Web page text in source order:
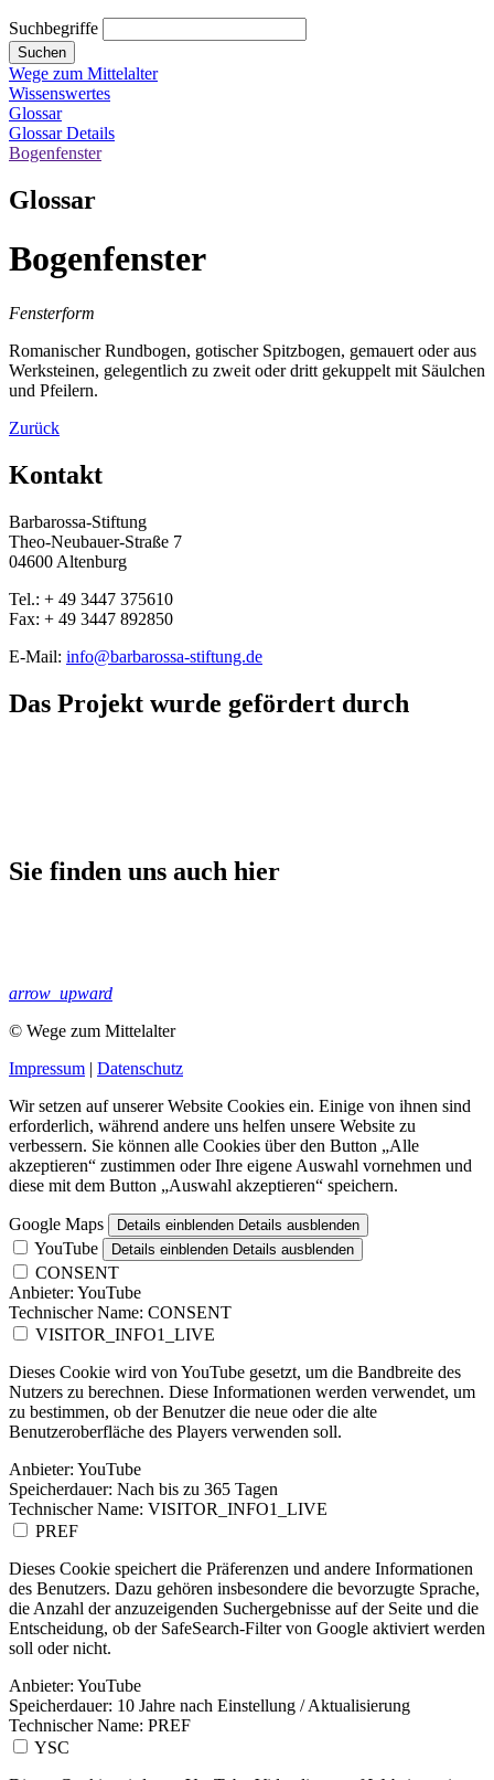
Suchbegriffe
Suchen
Wege zum Mittelalter
Wissenswertes
Glossar
Glossar Details
Bogenfenster
Glossar
Bogenfenster
Fensterform
Romanischer Rundbogen, gotischer Spitzbogen, gemauert oder aus
Werksteinen, gelegentlich zu zweit oder dritt gekuppelt mit Säulchen
und Pfeilern.
Zurück
Kontakt
Barbarossa-Stiftung
Theo-Neubauer-Straße 7
04600 Altenburg
Tel.: + 49 3447 375610
Fax: + 49 3447 892850
E-Mail: info@barbarossa-stiftung.de
Das Projekt wurde gefördert durch
Sie finden uns auch hier
arrow_upward
© Wege zum Mittelalter
Impressum | Datenschutz
Wir setzen auf unserer Website Cookies ein. Einige von ihnen sind
erforderlich, während andere uns helfen unsere Website zu
verbessern. Sie können alle Cookies über den Button „Alle
akzeptieren“ zustimmen oder Ihre eigene Auswahl vornehmen und
diese mit dem Button „Auswahl akzeptieren“ speichern.
Google Maps Details einblenden Details ausblenden
YouTube Details einblenden Details ausblenden
CONSENT
Anbieter: YouTube
Technischer Name: CONSENT
VISITOR_INFO1_LIVE
Dieses Cookie wird von YouTube gesetzt, um die Bandbreite des
Nutzers zu berechnen. Diese Informationen werden verwendet, um
zu bestimmen, ob der Benutzer die neue oder die alte
Benutzeroberfläche des Players verwenden soll.
Anbieter: YouTube
Speicherdauer: Nach bis zu 365 Tagen
Technischer Name: VISITOR_INFO1_LIVE
PREF
Dieses Cookie speichert die Präferenzen und andere Informationen
des Benutzers. Dazu gehören insbesondere die bevorzugte Sprache,
die Anzahl der anzuzeigenden Suchergebnisse auf der Seite und die
Entscheidung, ob der SafeSearch-Filter von Google aktiviert werden
soll oder nicht.
Anbieter: YouTube
Speicherdauer: 10 Jahre nach Einstellung / Aktualisierung
Technischer Name: PREF
YSC